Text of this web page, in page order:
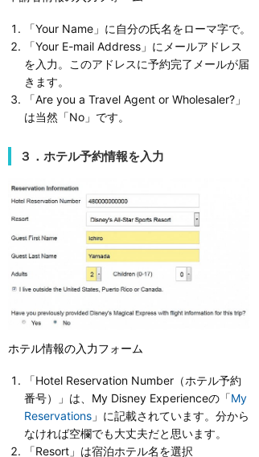
「Your Name」に自分の氏名をローマ字で。
「Your E-mail Address」にメールアドレス
を入力。このアドレスに予約完了メールが届
きます。
「Are you a Travel Agent or Wholesaler?」
は当然「No」です。
３．ホテル予約情報を入力
ホテル情報の入力フォーム
「Hotel Reservation Number（ホテル予約
番号）」は、My Disney Experienceの「My
Reservations 」に記載されています。分から
なければ空欄でも大丈夫だと思います。
「Resort」は宿泊ホテル名を選択